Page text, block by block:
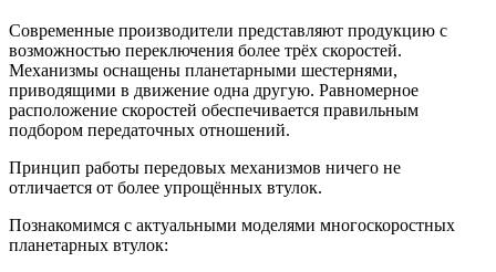
Современные производители представляют продукцию с
возможностью переключения более трёх скоростей.
Механизмы оснащены планетарными шестернями,
приводящими в движение одна другую. Равномерное
расположение скоростей обеспечивается правильным
подбором передаточных отношений.
Принцип работы передовых механизмов ничего не
отличается от более упрощённых втулок.
Познакомимся с актуальными моделями многоскоростных
планетарных втулок: